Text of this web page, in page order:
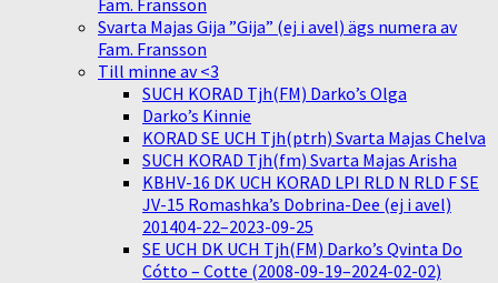
Fam. Fransson
Svarta Majas Gija ”Gija” (ej i avel) ägs numera av
Fam. Fransson
Till minne av <3
SUCH KORAD Tjh(FM) Darko’s Olga
Darko’s Kinnie
KORAD SE UCH Tjh(ptrh) Svarta Majas Chelva
SUCH KORAD Tjh(fm) Svarta Majas Arisha
KBHV-16 DK UCH KORAD LPI RLD N RLD F SE
JV-15 Romashka’s Dobrina-Dee (ej i avel)
201404-22–2023-09-25
SE UCH DK UCH Tjh(FM) Darko’s Qvinta Do
Cótto – Cotte (2008-09-19–2024-02-02)